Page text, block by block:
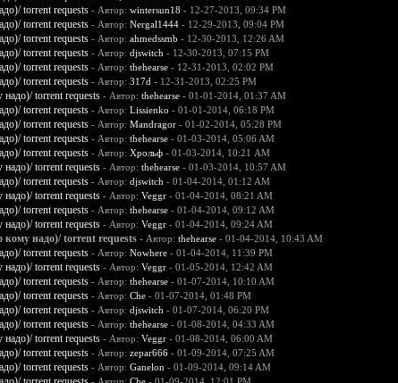
torrent requests - Автор: wintersun18 - 12-27-2013, 09:34 PM
torrent requests - Автор: Nergal1444- 12-29-2013, 09:04 PM
torrent requests - Автор: ahmedssmb - 12-30-2013, 12:26 AM
torrent requests - Автор: djswitch - 12-30-2013, 07:15 PM
torrent requests - Автор: thehearse- 12-31-2013, 02:02 PM
torrent requests - Автор: 317d - 12-31-2013, 02:25 PM
надо)/ torrent requests - Автор: thehearse- 01-01-2014, 01:37 AM
torrent requests - Автор: Lissienko - 01-01-2014, 06:18 PM
torrent requests - Автор: Mandragor- 01-02-2014, 05:28 PM
torrent requests - Автор: thehearse- 01-03-2014, 05:06 AM
torrent requests - Автор: Хрольф- 01-03-2014, 10:21 AM
надо)/ torrent requests - Автор: thehearse- 01-03-2014, 10:57 AM
torrent requests - Автор: djswitch - 01-04-2014, 01:12 AM
надо)/ torrent requests - Автор: Veggr- 01-04-2014, 08:21 AM
torrent requests - Автор: thehearse- 01-04-2014, 09:12 AM
надо)/ torrent requests - Автор: Veggr- 01-04-2014, 09:24 AM
кому надо)/ torrent requests - Автор: thehearse- 01-04-2014, 10:43 AM
torrent requests - Автор: Nowhere- 01-04-2014, 11:39 PM
надо)/ torrent requests - Автор: Veggr- 01-05-2014, 12:42 AM
torrent requests - Автор: thehearse- 01-07-2014, 10:10 AM
torrent requests - Автор: Che- 01-07-2014, 01:48 PM
torrent requests - Автор: djswitch - 01-07-2014, 06:20 PM
torrent requests - Автор: thehearse- 01-08-2014, 04:33 AM
надо)/ torrent requests - Автор: Veggr- 01-08-2014, 06:00 AM
torrent requests - Автор: zepar666- 01-09-2014, 07:25 AM
torrent requests - Автор: Ganelon - 01-09-2014, 09:14 AM